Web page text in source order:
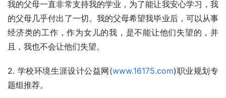
我的父母一直非常支持我的学业，为了能让我安心学习，我
的父母几乎付出了一切。我的父母希望我毕业后，可以从事
经济类的工作，作为女儿的我，是不能让他们失望的，并
且，我也不会让他们失望。
2. 学校环境生涯设计公益网(www.16175.com)职业规划专
题组推荐。